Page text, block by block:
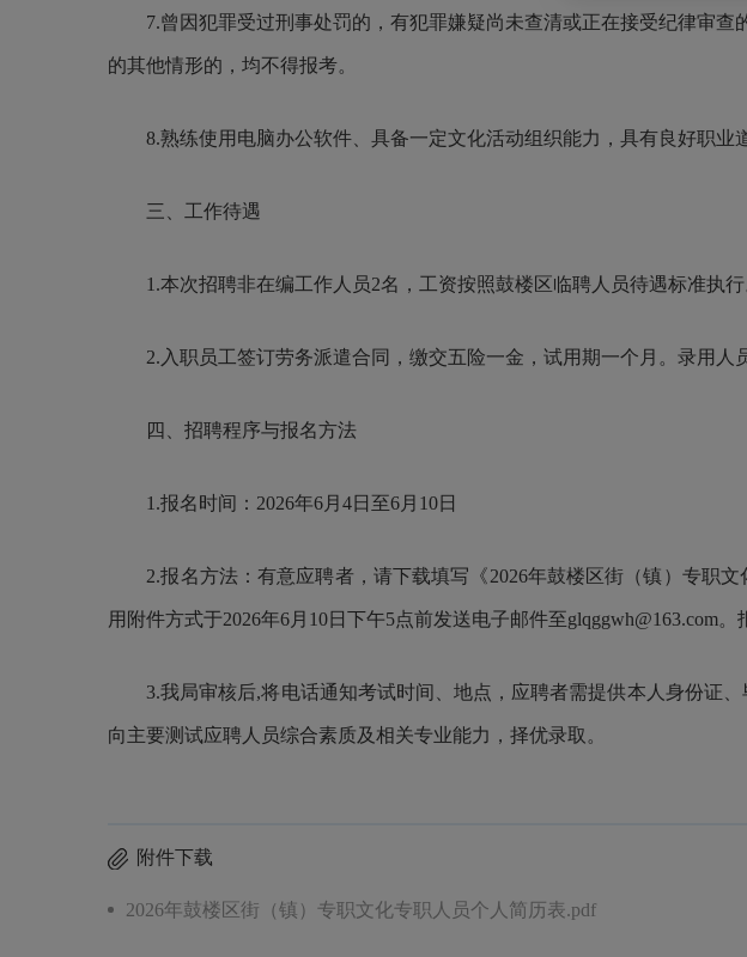
7.曾因犯罪受过刑事处罚的，有犯罪嫌疑尚未查清或正在接受纪律审查
的其他情形的，均不得报考。
8.熟练使用电脑办公软件、具备一定文化活动组织能力，具有良好职业
三、工作待遇
1.本次招聘非在编工作人员2名，工资按照鼓楼区临聘人员待遇标准执行
2.入职员工签订劳务派遣合同，缴交五险一金，试用期一个月。录用人
四、招聘程序与报名方法
1.报名时间：2026年6月4日至6月10日
2.报名方法：有意应聘者，请下载填写《2026年鼓楼区街（镇）专职文
用附件方式于2026年6月10日下午5点前发送电子邮件至glqggwh@163.com
3.我局审核后,将电话通知考试时间、地点，应聘者需提供本人身份证、
向主要测试应聘人员综合素质及相关专业能力，择优录取。
附件下载
2026年鼓楼区街（镇）专职文化专职人员个人简历表.pdf